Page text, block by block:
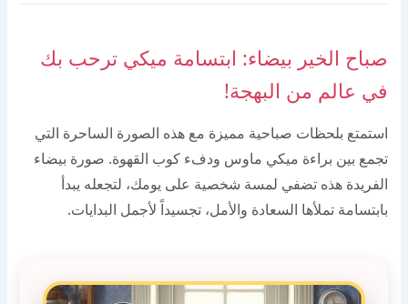
صباح الخير بيضاء: ابتسامة ميكي ترحب بك
في عالم من البهجة!
استمتع بلحظات صباحية مميزة مع هذه الصورة الساحرة التي
تجمع بين براءة ميكي ماوس ودفء كوب القهوة. صورة بيضاء
الفريدة هذه تضفي لمسة شخصية على يومك، لتجعله يبدأ
بابتسامة تملأها السعادة والأمل، تجسيداً لأجمل البدايات.